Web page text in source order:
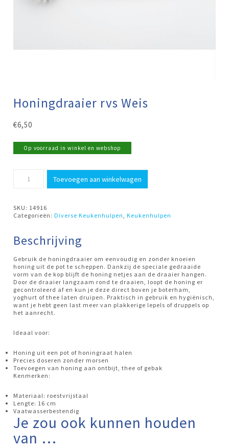
Honingdraaier rvs Weis
€6,50
Op voorraad in winkel en webshop
Toevoegen aan winkelwagen
SKU: 14916
Categorieën:Diverse Keukenhulpen ,Keukenhulpen
Beschrijving
Gebruik de honingdraaier om eenvoudig en zonder knoeien
honing uit de pot te scheppen. Dankzij de speciale gedraaide
vorm van de kop blijft de honing netjes aan de draaier hangen.
Door de draaier langzaam rond te draaien, loopt de honing er
gecontroleerd af en kun je deze direct boven je boterham,
yoghurt of thee laten druipen. Praktisch in gebruik en hygiënisch,
want je hebt geen last meer van plakkerige lepels of druppels op
het aanrecht.
Ideaal voor:
Honing uit een pot of honingraat halen
Precies doseren zonder morsen
Toevoegen van honing aan ontbijt, thee of gebak
Kenmerken:
Materiaal: roestvrijstaal
Lengte: 16 cm
Vaatwasserbestendig
Je zou ook kunnen houden
van …